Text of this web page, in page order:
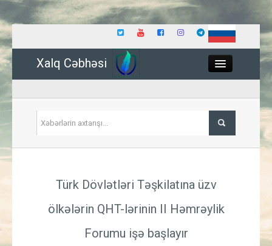
Xalq Cəbhəsi
İqtisadiyyat
Türk Dövlətləri Təşkilatına üzv
ölkələrin QHT-lərinin II Həmrəylik
Forumu işə başlayır